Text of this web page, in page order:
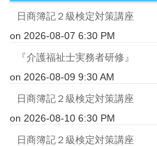
日商簿記２級検定対策講座
on 2026-08-07 6:30 PM
『介護福祉士実務者研修』
on 2026-08-09 9:30 AM
日商簿記２級検定対策講座
on 2026-08-10 6:30 PM
日商簿記２級検定対策講座